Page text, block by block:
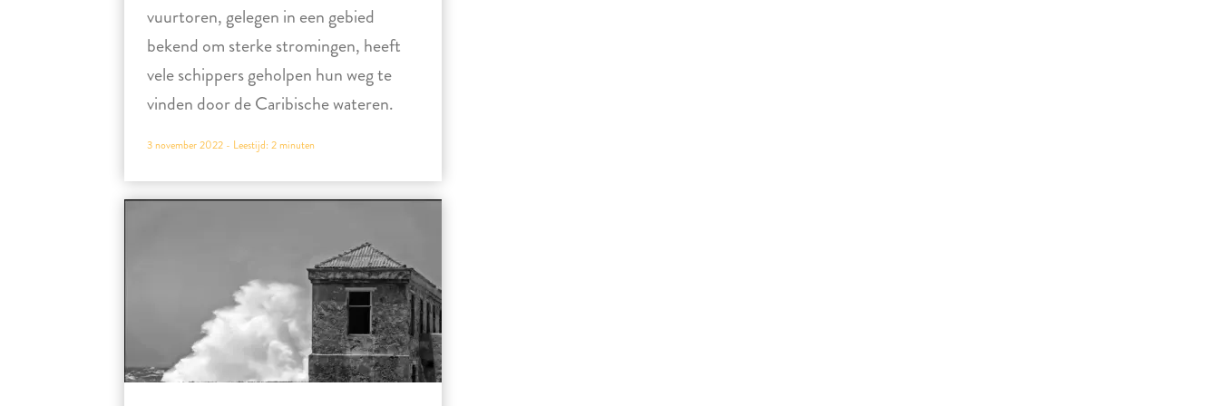
vuurtoren, gelegen in een gebied
bekend om sterke stromingen, heeft
vele schippers geholpen hun weg te
vinden door de Caribische wateren.
3 november 2022 - Leestijd: 2minuten